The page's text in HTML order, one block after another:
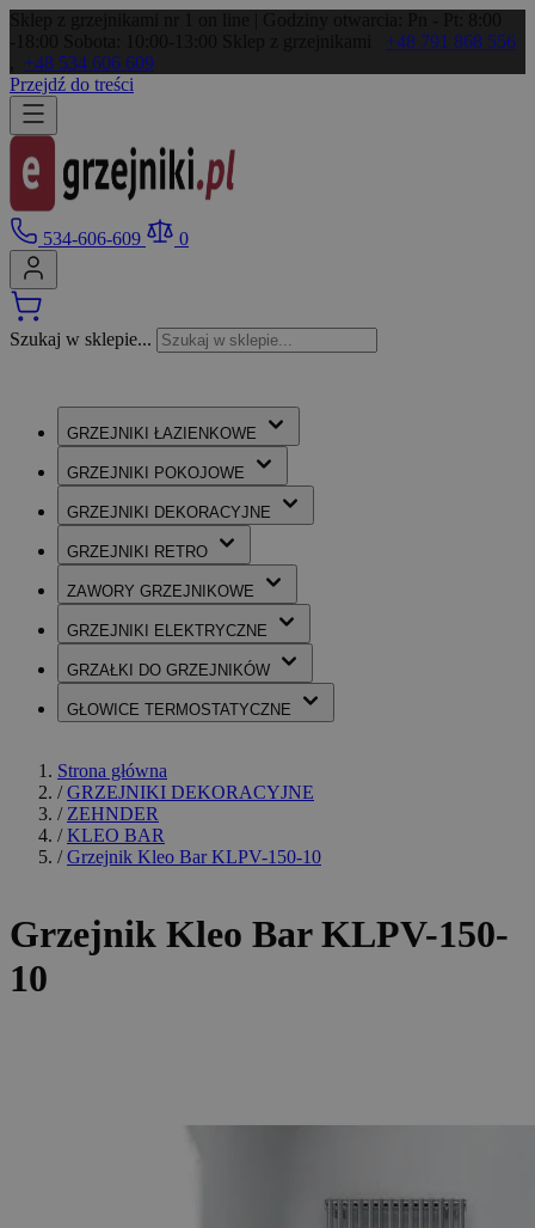
+48 791 868 556
+48 534 606 609
Przejdź do treści
534-606-609 0
Szukaj w sklepie...
GRZEJNIKI ŁAZIENKOWE
GRZEJNIKI POKOJOWE
GRZEJNIKI DEKORACYJNE
GRZEJNIKI RETRO
ZAWORY GRZEJNIKOWE
GRZEJNIKI ELEKTRYCZNE
GRZAŁKI DO GRZEJNIKÓW
GŁOWICE TERMOSTATYCZNE
Strona główna
/ GRZEJNIKI DEKORACYJNE
/ ZEHNDER
/ KLEO BAR
/ Grzejnik Kleo Bar KLPV-150-10
Grzejnik Kleo Bar KLPV-150-
10